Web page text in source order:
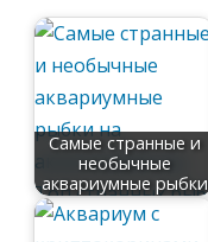
Самые странные и
необычные
аквариумные рыбки